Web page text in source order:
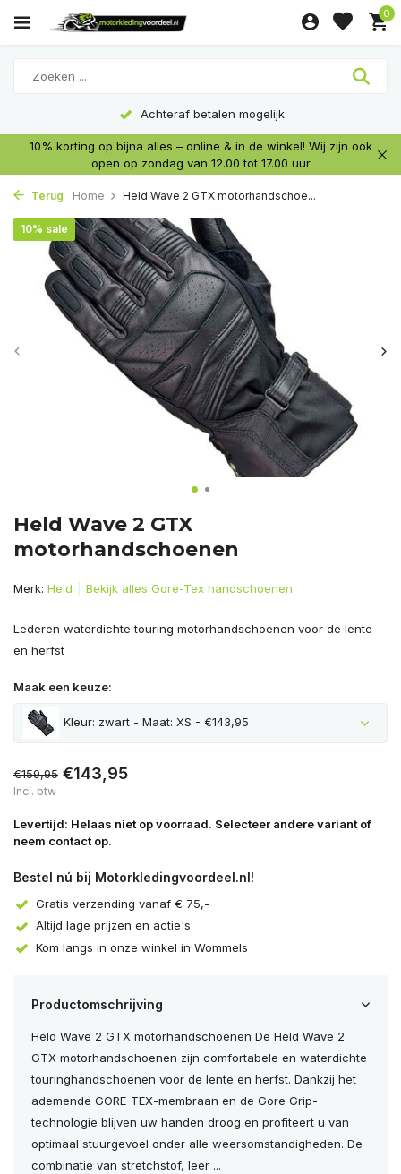
0
Achteraf betalen mogelijk
10% korting op bijna alles – online & in de winkel! Wij zijn ook
open op zondag van 12.00 tot 17.00 uur
Terug Home Held Wave 2 GTX motorhandschoe...
Held Wave 2 GTX
motorhandschoenen
10% sale
Merk: Held Bekijk alles Gore-Tex handschoenen
Lederen waterdichte touring motorhandschoenen voor de lente
en herfst
Maak een keuze:
Kleur: zwart - Maat: XS - €143,95
€159,95 €143,95
Incl. btw
Levertijd: Helaas niet op voorraad. Selecteer andere variant of
neem contact op.
Bestel nú bij Motorkledingvoordeel.nl!
Gratis verzending vanaf € 75,-
Altijd lage prijzen en actie's
Kom langs in onze winkel in Wommels
Productomschrijving
Held Wave 2 GTX motorhandschoenen De Held Wave 2
GTX motorhandschoenen zijn comfortabele en waterdichte
touringhandschoenen voor de lente en herfst. Dankzij het
ademende GORE-TEX-membraan en de Gore Grip-
technologie blijven uw handen droog en profiteert u van
optimaal stuurgevoel onder alle weersomstandigheden. De
combinatie van stretchstof, leer ...